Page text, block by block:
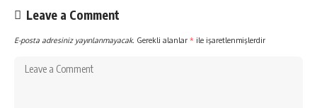
Leave a Comment
E-posta adresiniz yayınlanmayacak. Gerekli alanlar * ile işaretlenmişlerdir